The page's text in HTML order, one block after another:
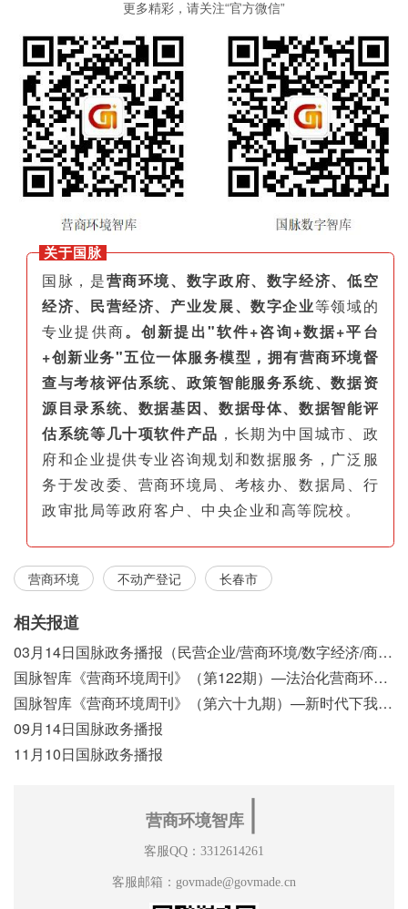
更多精彩，请关注“官方微信”
关于国脉
国脉，是营商环境、数字政府、数字经济、低空
经济、民营经济、产业发展、数字企业等领域的
专业提供商。创新提出"软件+咨询+数据+平台
+创新业务"五位一体服务模型，拥有营商环境督
查与考核评估系统、政策智能服务系统、数据资
源目录系统、数据基因、数据母体、数据智能评
估系统等几十项软件产品 ，长期为中国城市、政
府和企业提供专业咨询规划和数据服务，广泛服
务于发改委、营商环境局、考核办、数据局、行
政审批局等政府客户、中央企业和高等院校。
营商环境 不动产登记 长春市
相关报道
03月14日国脉政务播报（民营企业/营商环境/数字经济/商事制度改革）
国脉智库《营商环境周刊》（第122期）—法治化营商环境视域下我国行政执法公示制度浅析
国脉智库《营商环境周刊》（第六十九期）—新时代下我国营商环境标准体系构建初探
09月14日国脉政务播报
11月10日国脉政务播报
营商环境智库
客服QQ：3312614261
客服邮箱：govmade@govmade.cn